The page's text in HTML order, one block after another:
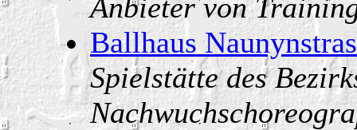
Anbieter von
Ballhaus
Spielstätte des